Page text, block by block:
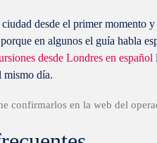
desde el primer momento
en algunos el guía habla
desde Londres en español
mismo día.
confirmarlos en la web del